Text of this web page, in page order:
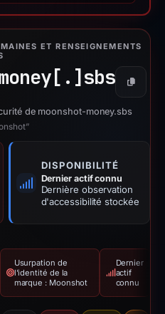
ET RENSEIGNEMENTS
sbs Copier
de moonshot-money.sbs
DISPONIBILITÉ
Dernier actif connu
Dernière observation
d'accessibilité stockée
Usurpation de
l'identité de la
marque : Moonshot
Dernier
actif
connu